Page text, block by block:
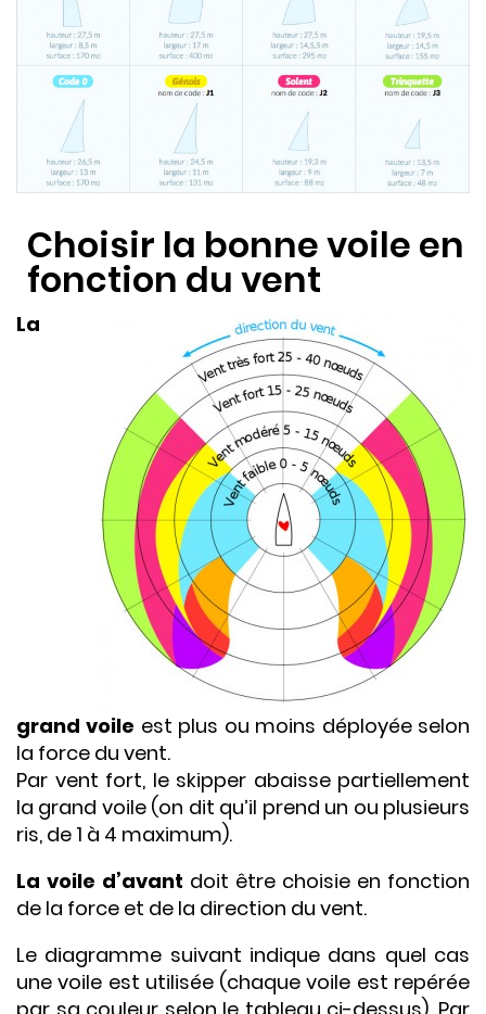
Choisir la bonne voile en
fonction du vent
La
grand voile est plus ou moins déployée selon
la force du vent.
Par vent fort, le skipper abaisse partiellement
la grand voile (on dit qu’il prend un ou plusieurs
ris, de 1 à 4 maximum).
La voile d’avant doit être choisie en fonction
de la force et de la direction du vent.
Le diagramme suivant indique dans quel cas
une voile est utilisée (chaque voile est repérée